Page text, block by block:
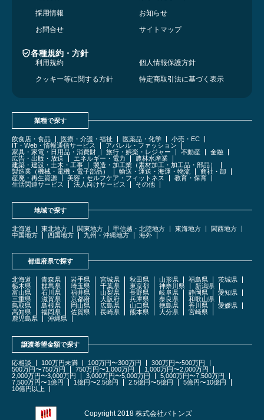
採用情報
お知らせ
お問合せ
サイトマップ
各種規約・方針
利用規約
個人情報保護方針
クッキー等に関する方針
特定商取引法に基づく表示
業種で探す
飲食店・食品 医療・介護・福祉 医薬品・化学
小売・EC
IT・Web・情報通信サービス
アパレル・ファッション
家具・家電・日用品・消費財
旅行・娯楽・レジャー 不動産
金融
広告・出版・放送
エネルギー・電力
農林水産業
建築・建設・土木・工事
製造・加工業（素材加工・加工品・部品）
製造業（機械・電機・電子部品）
輸送・運送・海運・物流
商社・卸
産廃・再生資源
美容・セルフケア・フィットネス
教育・保育
生活関連サービス
法人向けサービス その他
地域で探す
北海道 東北地方 関東地方 甲信越・北陸地方 東海地方
関西地方
中国地方
四国地方 九州・沖縄地方 海外
都道府県で探す
北海道 青森県 岩手県 宮城県 秋田県 山形県 福島県
茨城県
栃木県
群馬県 埼玉県 千葉県 東京都 神奈川県
新潟県
富山県
石川県 福井県 山梨県 長野県 岐阜県 静岡県
愛知県
三重県
滋賀県 京都府 大阪府 兵庫県 奈良県
和歌山県
鳥取県
島根県 岡山県 広島県 山口県 徳島県 香川県
愛媛県
高知県
福岡県 佐賀県 長崎県 熊本県 大分県
宮崎県
鹿児島県
沖縄県
譲渡希望金額で探す
応相談 100万円未満 100万円〜300万円
300万円〜500万円
500万円〜750万円
750万円〜1,000万円
1,000万円〜2,000万円
2,000万円〜3,000万円
3,000万円〜5,000万円
5,000万円〜7,500万円
7,500万円〜1億円
1億円〜2.5億円 2.5億円〜5億円
5億円〜10億円
10億円以上
Copyright 2018 株式会社バトンズ